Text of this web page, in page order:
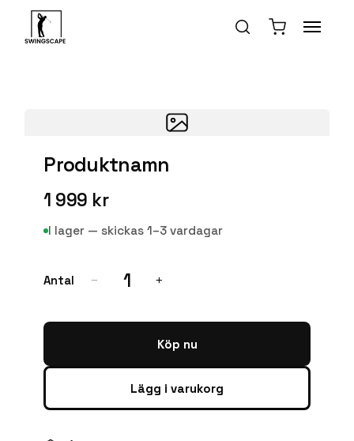
Produktnamn
1 999 kr
I lager — skickas 1–3 vardagar
Antal − 1 +
Köp nu
Lägg i varukorg